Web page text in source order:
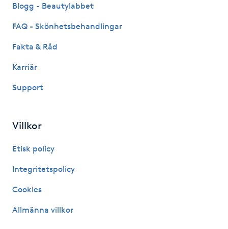
Gua Sha-massage
Hatha Yoga
Headspa
Healing
Herrklippning
Hollywood Peel
Blogg - Beautylabbet
FAQ - Skönhetsbehandlingar
Fakta & Råd
Karriär
Support
Villkor
Etisk policy
Integritetspolicy
Cookies
Allmänna villkor